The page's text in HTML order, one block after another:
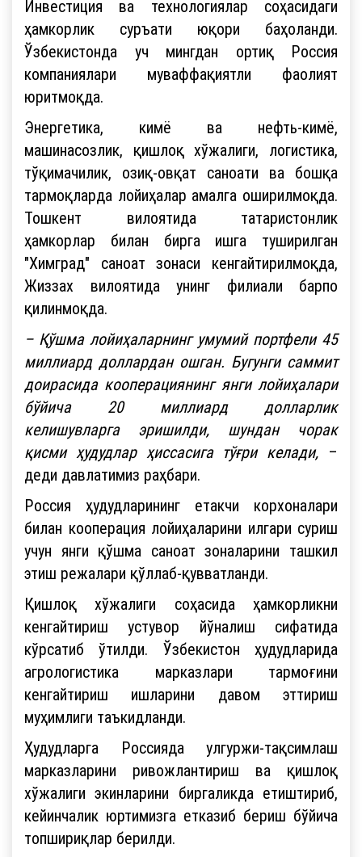
Инвестиция ва технологиялар соҳасидаги
ҳамкорлик суръати юқори баҳоланди.
Ўзбекистонда уч мингдан ортиқ Россия
компаниялари муваффақиятли фаолият
юритмоқда.
Энергетика, кимё ва нефть-кимё,
машинасозлик, қишлоқ хўжалиги, логистика,
тўқимачилик, озиқ-овқат саноати ва бошқа
тармоқларда лойиҳалар амалга оширилмоқда.
Тошкент вилоятида татаристонлик
ҳамкорлар билан бирга ишга туширилган
"Химград" саноат зонаси кенгайтирилмоқда,
Жиззах вилоятида унинг филиали барпо
қилинмоқда.
– Қўшма лойиҳаларнинг умумий портфели 45
миллиард доллардан ошган. Бугунги саммит
доирасида кооперациянинг янги лойиҳалари
бўйича 20 миллиард долларлик
келишувларга эришилди, шундан чорак
қисми ҳудудлар ҳиссасига тўғри келади, –
деди давлатимиз раҳбари.
Россия ҳудудларининг етакчи корхоналари
билан кооперация лойиҳаларини илгари суриш
учун янги қўшма саноат зоналарини ташкил
этиш режалари қўллаб-қувватланди.
Қишлоқ хўжалиги соҳасида ҳамкорликни
кенгайтириш устувор йўналиш сифатида
кўрсатиб ўтилди. Ўзбекистон ҳудудларида
агрологистика марказлари тармоғини
кенгайтириш ишларини давом эттириш
муҳимлиги таъкидланди.
Ҳудудларга Россияда улгуржи-тақсимлаш
марказларини ривожлантириш ва қишлоқ
хўжалиги экинларини биргаликда етиштириб,
кейинчалик юртимизга етказиб бериш бўйича
топшириқлар берилди.